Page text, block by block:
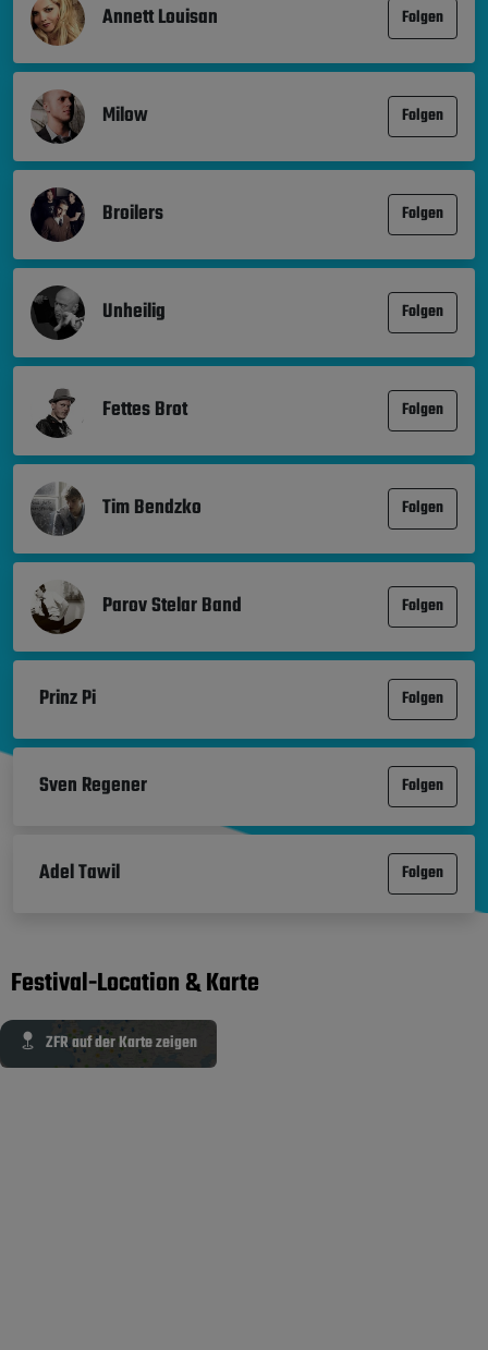
Annett Louisan Folgen
Milow Folgen
Broilers Folgen
Unheilig Folgen
Fettes Brot Folgen
Tim Bendzko Folgen
Parov Stelar Band Folgen
Prinz Pi Folgen
Sven Regener Folgen
Adel Tawil Folgen
Festival-Location & Karte
ZFR auf der Karte zeigen